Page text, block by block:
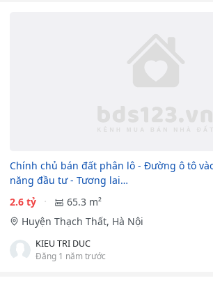
Chính chủ bán đất phân lô - Đường ô tô
năng đầu tư - Tương lai…
2.6 tỷ
65.3 m²
Huyện Thạch Thất, Hà Nội
KIEU TRI DUC
Đăng 1 năm trước